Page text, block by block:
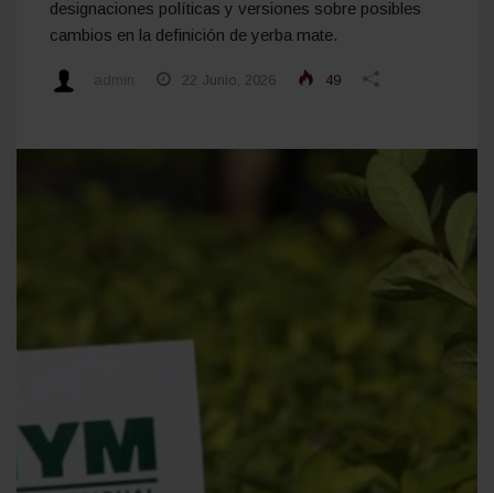
designaciones políticas y versiones sobre posibles
cambios en la definición de yerba mate.
22 Junio, 2026 49